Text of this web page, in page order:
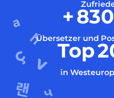
+
Übersetzer und
Top
in